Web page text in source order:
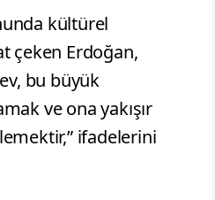
kültürel
çeken Erdoğan,
bu büyük
ve ona yakışır
ifadelerini